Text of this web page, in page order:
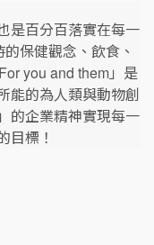
是百分百落實在每一
保健觀念、飲食、
For you and them 」是
能的為人類與動物創
的企業精神實現每一
目標！